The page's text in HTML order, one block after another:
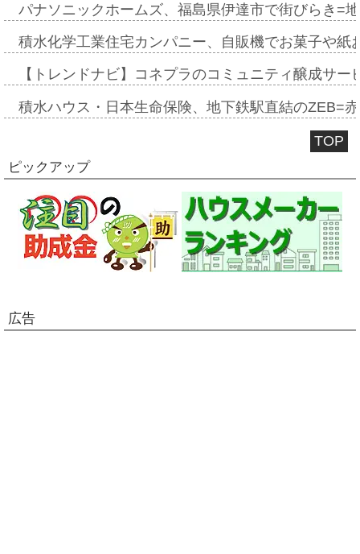
パナソニックホームズ、福島県伊達市で街びらき=
積水化学工業住宅カンパニー、自販機でお菓子や
【トレンドナビ】コネプラのコミュニティ醸成サ
積水ハウス・日本生命保険、地下鉄駅直結のZEB=
TOP
ピックアップ
広告